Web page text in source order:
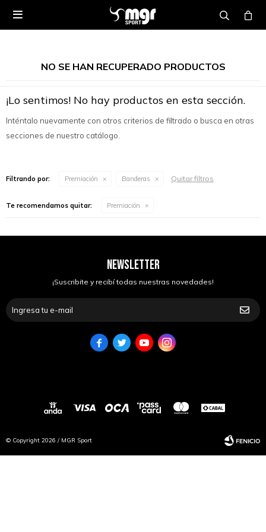

NO SE HAN RECUPERADO PRODUCTOS
¡Lo sentimos! No hay productos en esta sección.
Inténtalo nuevamente con otros criterios de filtrado o busca en otras
secciones de nuestro catálogo.
Filtrando por: Premiación Banderas Quitar filtros
Te recomendamos quitar: Premiación
NEWSLETTER
¡Suscribite y recibí todas nuestras novedades!
   
© Copyright 2026 / MGR Sport